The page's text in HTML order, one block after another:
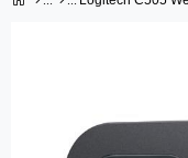
Üye Girişi